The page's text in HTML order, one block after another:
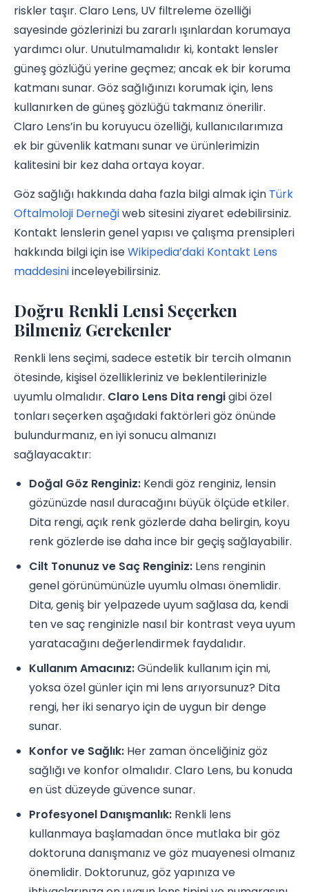
riskler taşır. Claro Lens, UV filtreleme özelliği
sayesinde gözlerinizi bu zararlı ışınlardan korumaya
yardımcı olur. Unutulmamalıdır ki, kontakt lensler
güneş gözlüğü yerine geçmez; ancak ek bir koruma
katmanı sunar. Göz sağlığınızı korumak için, lens
kullanırken de güneş gözlüğü takmanız önerilir.
Claro Lens’in bu koruyucu özelliği, kullanıcılarımıza
ek bir güvenlik katmanı sunar ve ürünlerimizin
kalitesini bir kez daha ortaya koyar.
Göz sağlığı hakkında daha fazla bilgi almak için Türk
Oftalmoloji Derneğiweb sitesini ziyaret edebilirsiniz.
Kontakt lenslerin genel yapısı ve çalışma prensipleri
hakkında bilgi için iseWikipedia’daki Kontakt Lens
maddesiniinceleyebilirsiniz.
Doğru Renkli Lensi Seçerken
Bilmeniz Gerekenler
Renkli lens seçimi, sadece estetik bir tercih olmanın
ötesinde, kişisel özellikleriniz ve beklentilerinizle
uyumlu olmalıdır. Claro Lens Dita rengigibi özel
tonları seçerken aşağıdaki faktörleri göz önünde
bulundurmanız, en iyi sonucu almanızı
sağlayacaktır:
Doğal Göz Renginiz: Kendi göz renginiz, lensin
gözünüzde nasıl duracağını büyük ölçüde etkiler.
Dita rengi, açık renk gözlerde daha belirgin, koyu
renk gözlerde ise daha ince bir geçiş sağlayabilir.
Cilt Tonunuz ve Saç Renginiz: Lens renginin
genel görünümünüzle uyumlu olması önemlidir.
Dita, geniş bir yelpazede uyum sağlasa da, kendi
ten ve saç renginizle nasıl bir kontrast veya uyum
yaratacağını değerlendirmek faydalıdır.
Kullanım Amacınız:Gündelik kullanım için mi,
yoksa özel günler için mi lens arıyorsunuz? Dita
rengi, her iki senaryo için de uygun bir denge
sunar.
Konfor ve Sağlık: Her zaman önceliğiniz göz
sağlığı ve konfor olmalıdır. Claro Lens, bu konuda
en üst düzeyde güvence sunar.
Profesyonel Danışmanlık: Renkli lens
kullanmaya başlamadan önce mutlaka bir göz
doktoruna danışmanız ve göz muayenesi olmanız
önemlidir. Doktorunuz, göz yapınıza ve